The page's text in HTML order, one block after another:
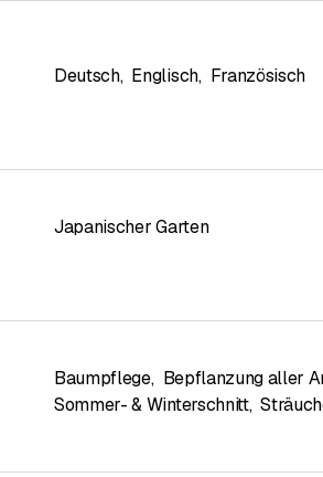
Deutsch, Englisch, Französisch
Japanischer Garten
Baumpflege, Bepflanzung aller
Sommer- & Winterschnitt,